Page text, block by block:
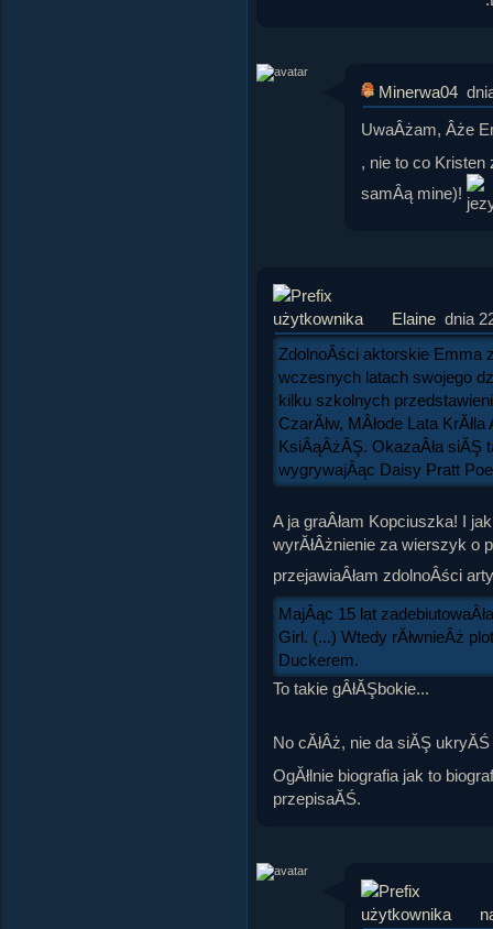
Minerwa04
UwaÂżam, Âże
, nie to co Kristen
samÂą mine)!
Elaine dnia
ZdolnoÂści aktorskie Emma
wczesnych latach swojego
kilku szkolnych
CzarĂłw, MÂłode Lata
KsiÂąÂżĂŞ. OkazaÂła siĂŞ
wygrywajÂąc Daisy Pratt
A ja graÂłam Kopciuszka! I
wyrĂłÂżnienie za wierszyk o
przejawiaÂłam zdolnoÂści
MajÂąc 15 lat
Girl. (...) Wtedy rĂłwnieÂż
Duckerem.
To takie gÂłĂŞbokie...
No cĂłÂż, nie da siĂŞ
OgĂłlnie biografia jak to
przepisaĂŚ.